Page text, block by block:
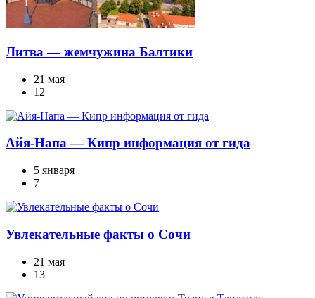
Литва — жемчужина Балтики
21 мая
12
Айя-Напа — Кипр информация от гида
5 января
7
Увлекательные факты о Сочи
21 мая
13